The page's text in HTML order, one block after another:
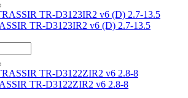
TR-D3123IR2 v6 (D) 2.7-13.5
TR-D3122ZIR2 v6 2.8-8